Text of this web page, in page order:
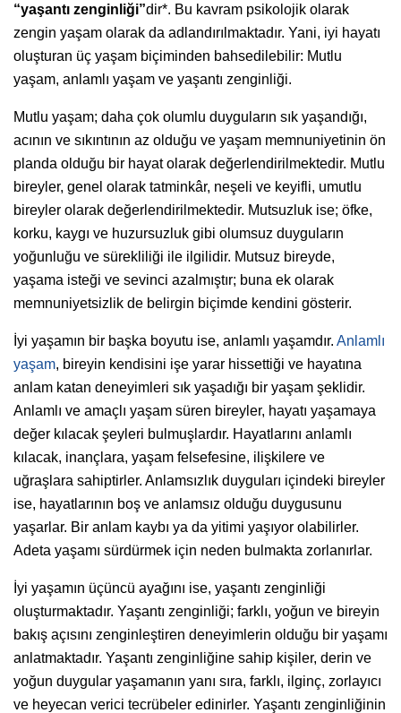
“yaşantı zenginliği”dir*. Bu kavram psikolojik olarak
zengin yaşam olarak da adlandırılmaktadır. Yani, iyi hayatı
oluşturan üç yaşam biçiminden bahsedilebilir: Mutlu
yaşam, anlamlı yaşam ve yaşantı zenginliği.
Mutlu yaşam; daha çok olumlu duyguların sık yaşandığı,
acının ve sıkıntının az olduğu ve yaşam memnuniyetinin ön
planda olduğu bir hayat olarak değerlendirilmektedir. Mutlu
bireyler, genel olarak tatminkâr, neşeli ve keyifli, umutlu
bireyler olarak değerlendirilmektedir. Mutsuzluk ise; öfke,
korku, kaygı ve huzursuzluk gibi olumsuz duyguların
yoğunluğu ve sürekliliği ile ilgilidir. Mutsuz bireyde,
yaşama isteği ve sevinci azalmıştır; buna ek olarak
memnuniyetsizlik de belirgin biçimde kendini gösterir.
İyi yaşamın bir başka boyutu ise, anlamlı yaşamdır. Anlamlı
yaşam, bireyin kendisini işe yarar hissettiği ve hayatına
anlam katan deneyimleri sık yaşadığı bir yaşam şeklidir.
Anlamlı ve amaçlı yaşam süren bireyler, hayatı yaşamaya
değer kılacak şeyleri bulmuşlardır. Hayatlarını anlamlı
kılacak, inançlara, yaşam felsefesine, ilişkilere ve
uğraşlara sahiptirler. Anlamsızlık duyguları içindeki bireyler
ise, hayatlarının boş ve anlamsız olduğu duygusunu
yaşarlar. Bir anlam kaybı ya da yitimi yaşıyor olabilirler.
Adeta yaşamı sürdürmek için neden bulmakta zorlanırlar.
İyi yaşamın üçüncü ayağını ise, yaşantı zenginliği
oluşturmaktadır. Yaşantı zenginliği; farklı, yoğun ve bireyin
bakış açısını zenginleştiren deneyimlerin olduğu bir yaşamı
anlatmaktadır. Yaşantı zenginliğine sahip kişiler, derin ve
yoğun duygular yaşamanın yanı sıra, farklı, ilginç, zorlayıcı
ve heyecan verici tecrübeler edinirler. Yaşantı zenginliğinin